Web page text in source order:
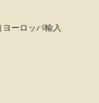
ーロッパ輸入